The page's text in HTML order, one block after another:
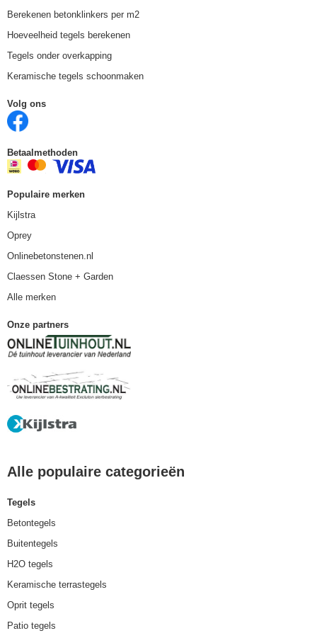
Berekenen betonklinkers per m2
Hoeveelheid tegels berekenen
Tegels onder overkapping
Keramische tegels schoonmaken
Volg ons
Betaalmethoden
Populaire merken
Kijlstra
Oprey
Onlinebetonstenen.nl
Claessen Stone + Garden
Alle merken
Onze partners
Alle populaire categorieën
Tegels
Betontegels
Buitentegels
H2O tegels
Keramische terrastegels
Oprit tegels
Patio tegels